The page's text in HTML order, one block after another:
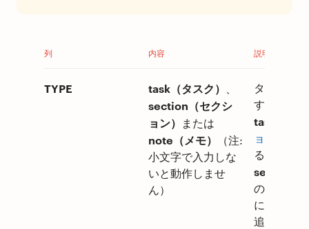
列 内容 説明
TYPE task（タスク）
section（セクシ
ョン） または
note（メモ）
（注:
小文字で入力しな
いと動作しませ
ん）
タスクを
するには
task
ョン
るには、
section
の行のタ
にコメン
追加する